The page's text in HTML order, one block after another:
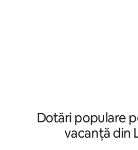
Dotări populare
vacanță din